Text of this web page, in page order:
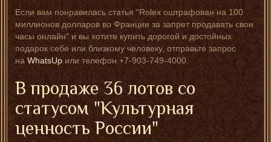
Если вам понравилась статья "Rolex оштрафован на 100
миллионов долларов во Франции за запрет продавать свои
часы онлайн" и вы хотите купить дорогой и достойных
подарок себе или близкому человеку, отправьте запрос
наWhatsUpили телефон +7-903-749-4000.
В продаже 36 лотов со
статусом "Культурная
ценность России"